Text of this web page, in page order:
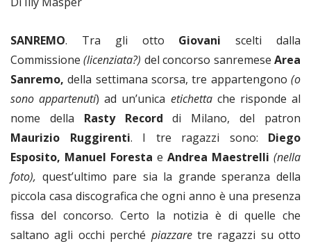
SANREMO. Tra gli otto Giovani scelti dalla
Commissione(licenziata?) del concorso sanremeseArea
Sanremo, della settimana scorsa, tre appartengono (o
sono appartenuti) ad un’unica etichettache risponde al
nome della Rasty Recorddi Milano, del patron
Maurizio Ruggirenti. I tre ragazzi sono: Diego
Esposito, Manuel Foresta e Andrea Maestrelli (nella
foto), quest’ultimo pare sia la grande speranza della
piccola casa discografica che ogni anno è una presenza
fissa del concorso. Certo la notizia è di quelle che
saltano agli occhi perché piazzaretre ragazzi su otto